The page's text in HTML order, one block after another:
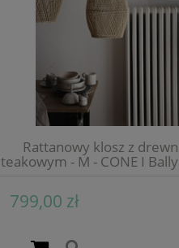
Rattanowy klosz z
teakowym - M - CONE I
799,00 zł